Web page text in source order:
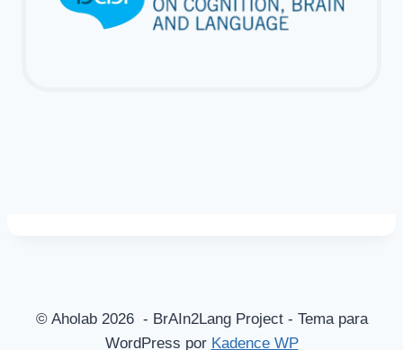
© Aholab 2026 - BrAIn2Lang Project - Tema para
WordPress por Kadence WP